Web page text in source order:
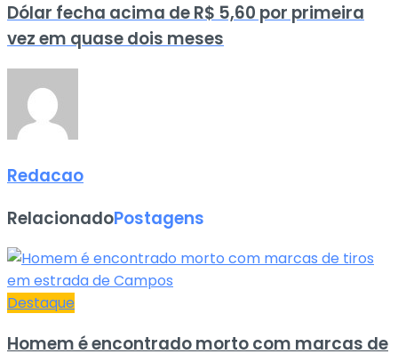
Dólar fecha acima de R$ 5,60 por primeira
vez em quase dois meses
Redacao
RelacionadoPostagens
Destaque
Homem é encontrado morto com marcas de